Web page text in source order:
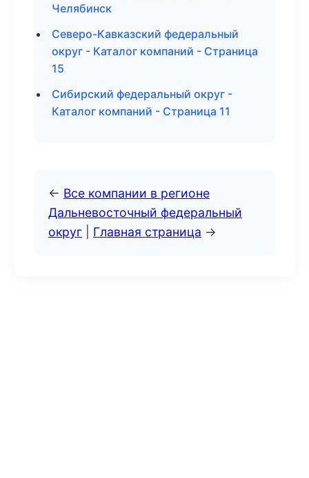
Челябинск
Северо-Кавказский федеральный
округ - Каталог компаний - Страница
15
Сибирский федеральный округ -
Каталог компаний - Страница 11
← Все компании в регионе
Дальневосточный федеральный
округ
Главная страница →